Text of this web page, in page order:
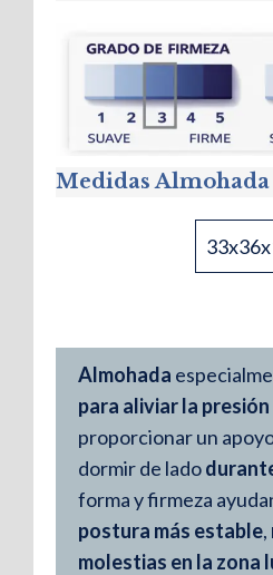
Medidas Almohada
Almohada
para aliviar la
proporcionar un
dormir de lado
forma y firmeza
postura más estable,
molestias en la zona